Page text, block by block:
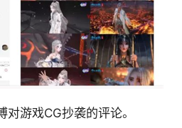
游戏CG抄袭的评论。